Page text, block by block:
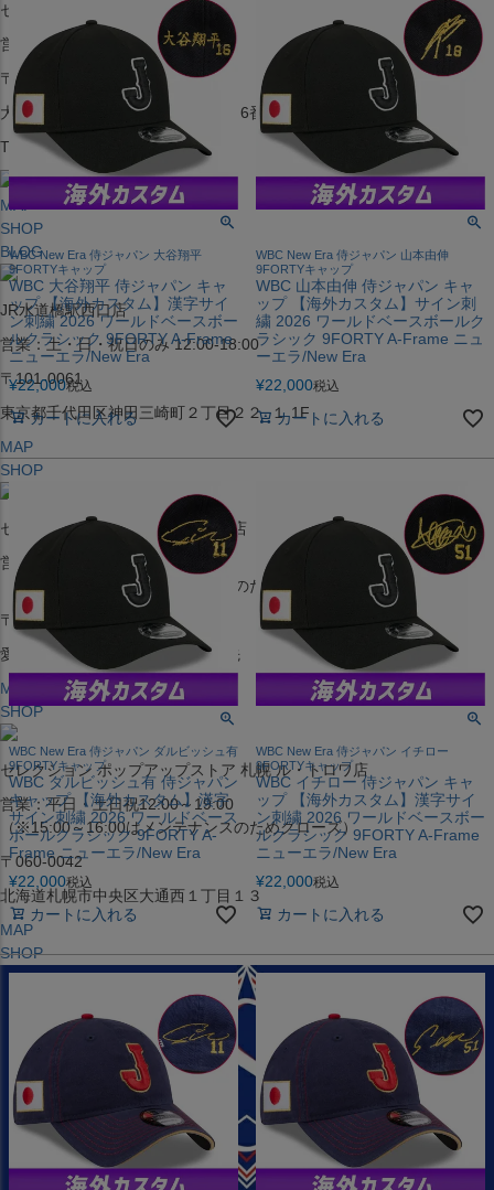
セレクション大阪店BIGSTEP 2F
営業：平日・土日祝12:00～19:00
〒542-008
大阪府大阪市中央区西心斎橋1丁目6番14号
TEL:06-4708-3300
MAP
SHOP
BLOG
JR水道橋駅西口店
営業：土・日・祝日のみ 12:00-18:00
〒101-0061
東京都千代田区神田三崎町２丁目２２−１ 1F
MAP
SHOP
セレクション名古屋エスカ地下街店
営業：平日・土日祝12:00～19:00
（※15:00～16:00はメンテナンスのためクローズ）
〒453-0015
愛知県名古屋市中村区椿町６−９先
MAP
SHOP
セレクション ポップアップストア 札幌 ル・トロワ店
営業：平日・土日祝12:00～19:00
（※15:00～16:00はメンテナンスのためクローズ）
〒060-0042
北海道札幌市中央区大通西１丁目１３
MAP
SHOP
WBC New Era 侍ジャパン 大谷翔平
9FORTYキャップ
WBC 大谷翔平 侍ジャパン キャ
ップ 【海外カスタム】漢字サイ
ン刺繍 2026 ワールドベースボー
ルクラシック 9FORTY A-Frame
ニューエラ/New Era
¥22,000税込
カートに入れる
WBC New Era 侍ジャパン 山本由伸
9FORTYキャップ
WBC 山本由伸 侍ジャパン キャ
ップ 【海外カスタム】サイン刺
繍 2026 ワールドベースボールク
ラシック 9FORTY A-Frame ニュ
ーエラ/New Era
¥22,000税込
カートに入れる
WBC New Era 侍ジャパン ダルビッシュ有
9FORTYキャップ
WBC ダルビッシュ有 侍ジャパン
キャップ 【海外カスタム】漢字
サイン刺繍 2026 ワールドベース
ボールクラシック 9FORTY A-
Frame ニューエラ/New Era
¥22,000税込
カートに入れる
WBC New Era 侍ジャパン イチロー
9FORTYキャップ
WBC イチロー 侍ジャパン キャ
ップ 【海外カスタム】漢字サイ
ン刺繍 2026 ワールドベースボー
ルクラシック 9FORTY A-Frame
ニューエラ/New Era
¥22,000税込
カートに入れる